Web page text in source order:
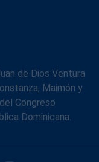
de Dios Ventura
Maimón y
Congreso
Dominicana.